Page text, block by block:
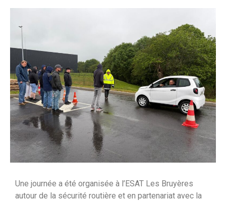
Une journée a été organisée à l’ESAT Les Bruyères
autour de la sécurité routière et en partenariat avec la